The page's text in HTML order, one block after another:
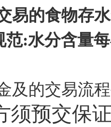
易的食物存
范:水分含量
及的交易流
须预交保